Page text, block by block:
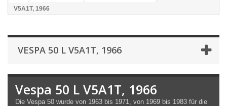
V5A1T, 1966
VESPA 50 L V5A1T, 1966
Vespa 50 L V5A1T, 1966
Die Vespa 50 wurde von 1963 bis 1971, von 1969 bis 1983 für die